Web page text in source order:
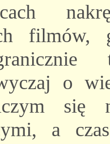
filmów,
o
się
a